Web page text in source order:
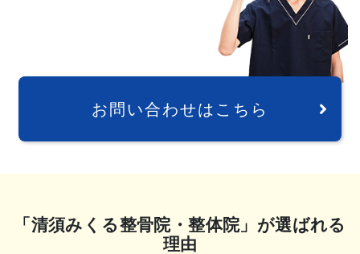
お問い合わせはこちら
「清須みくる整骨院・整体院」が選ばれる
理由